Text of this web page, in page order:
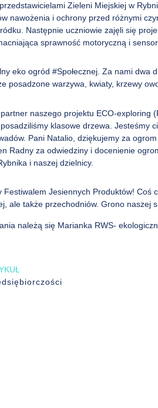
Zieleni Miejskiej w
nawożenia i ochrony przed różnymi
Następnie uczniowie zajęli się
sprawność motoryczną i
eko ogród #Społecznej. Za nami
posadzone warzywa, kwiaty, krzewy
naszego projektu ECO-exploring
klasowe drzewa. Jesteśmy
Pani Natalio, dziękujemy za
Radny za odwiedziny i docenienie
i naszej dzielnicy.
Festiwalem Jesiennych Produktów!
ale także przechodniów. Grono naszej
należą się Marianka RWS-